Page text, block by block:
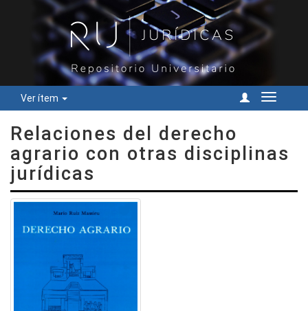
Ver ítem
Cambiar
Relaciones del derecho
agrario con otras disciplinas
jurídicas